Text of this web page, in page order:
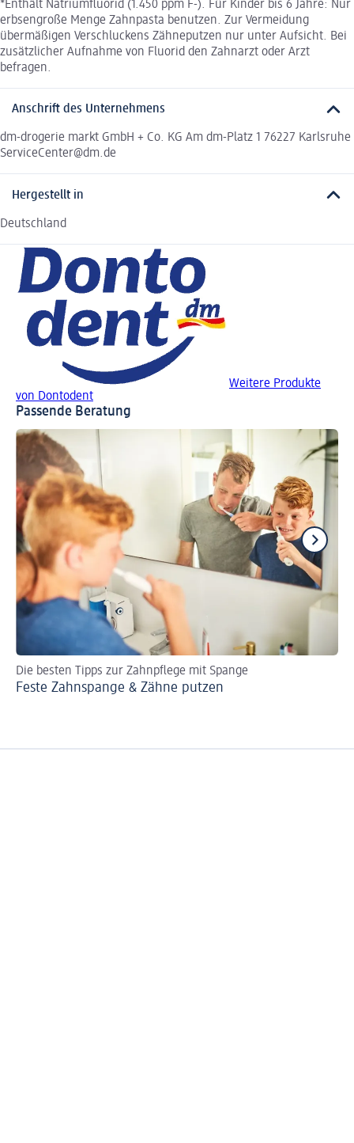
*Enthält Natriumfluorid (1.450 ppm F-). Für Kinder bis 6 Jahre: Nur
erbsengroße Menge Zahnpasta benutzen. Zur Vermeidung
übermäßigen Verschluckens Zähneputzen nur unter Aufsicht. Bei
zusätzlicher Aufnahme von Fluorid den Zahnarzt oder Arzt
befragen.
Anschrift des Unternehmens
dm-drogerie markt GmbH + Co. KG Am dm-Platz 1 76227 Karlsruhe
ServiceCenter@dm.de
Hergestellt in
Deutschland
Weitere Produkte
von Dontodent
Passende Beratung
Die besten Tipps zur Zahnpflege mit Spange
Feste Zahnspange & Zähne putzen